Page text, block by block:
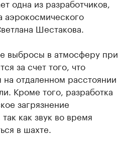
одна из разработчиков,
аэрокосмического
Шестакова.
выбросы в атмосферу при
за счет того, что
на отдаленном расстоянии
Кроме того, разработка
загрязнение
как звук во время
в шахте.